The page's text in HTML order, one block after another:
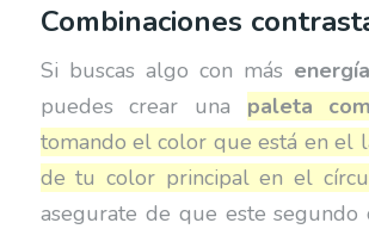
Combinaciones
Si buscas algo con más
puedes crear una paleta
tomando el color que está en el
de tu color principal en el
asegurate de que este segundo